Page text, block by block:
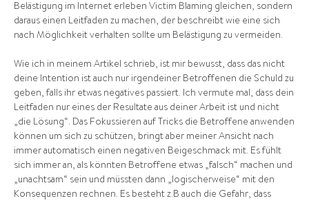
Belästigung im Internet erleben Victim Blaming gleichen, sondern
daraus einen Leitfaden zu machen, der beschreibt wie eine sich
nach Möglichkeit verhalten sollte um Belästigung zu vermeiden.
Wie ich in meinem Artikel schrieb, ist mir bewusst, dass das nicht
deine Intention ist auch nur irgendeiner Betroffenen die Schuld zu
geben, falls ihr etwas negatives passiert. Ich vermute mal, dass dein
Leitfaden nur eines der Resultate aus deiner Arbeit ist und nicht
„die Lösung“. Das Fokussieren auf Tricks die Betroffene anwenden
können um sich zu schützen, bringt aber meiner Ansicht nach
immer automatisch einen negativen Beigeschmack mit. Es fühlt
sich immer an, als könnten Betroffene etwas „falsch“ machen und
„unachtsam“ sein und müssten dann „logischerweise“ mit den
Konsequenzen rechnen. Es besteht z.B auch die Gefahr, dass